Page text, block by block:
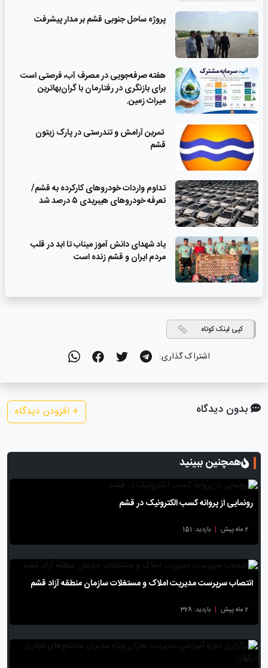
پروژه ساحل جنوبی قشم بر مدار پیشرفت
‌هفته صرفه‌جویی در مصرف آب، فرصتی است
برای بازنگری در رفتارمان با گران‌بهاترین
میراث زمین.
تمرین آرامش و تندرستی در پارک زیتون
قشم
تداوم واردات خودروهای کارکرده به قشم/
تعرفه خودروهای هیبریدی ۵ درصد شد
یاد شهدای دانش آموز میناب تا ابد در قلب
مردم ایران و قشم زنده است
کپی لینک کوتاه
اشتراک گذاری:
بدون دیدگاه + افزودن دیدگاه
همچنین ببینید
رونمایی از پروانه کسب الکترونیک در قشم
2 ماه پیش | بازدید: 151
انتصاب سرپرست مدیریت املاک و مستغلات سازمان منطقه آزاد قشم
2 ماه پیش | بازدید: 328